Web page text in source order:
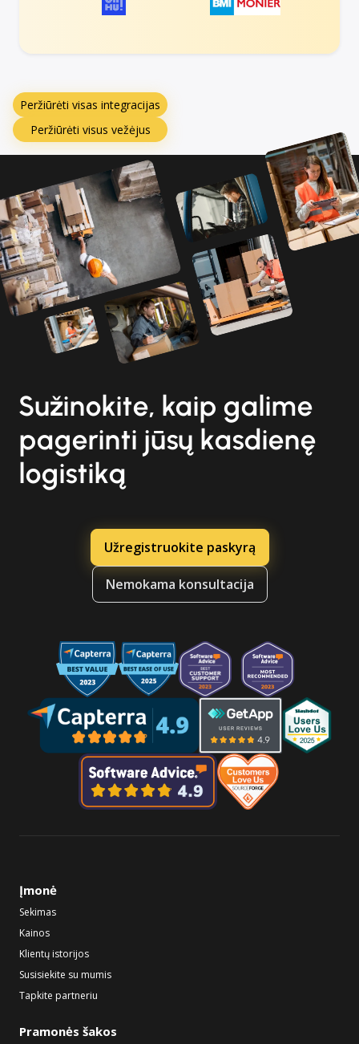
Peržiūrėti visas integracijas
Peržiūrėti visus vežėjus
Sužinokite, kaip galime
pagerinti jūsų kasdienę
logistiką
Užregistruokite paskyrą
Nemokama konsultacija
Įmonė
Sekimas
Kainos
Klientų istorijos
Susisiekite su mumis
Tapkite partneriu
Pramonės šakos